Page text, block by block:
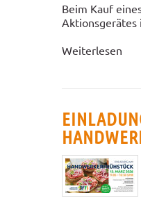
Beim Kauf
Aktionsgerätes
Weiterlesen